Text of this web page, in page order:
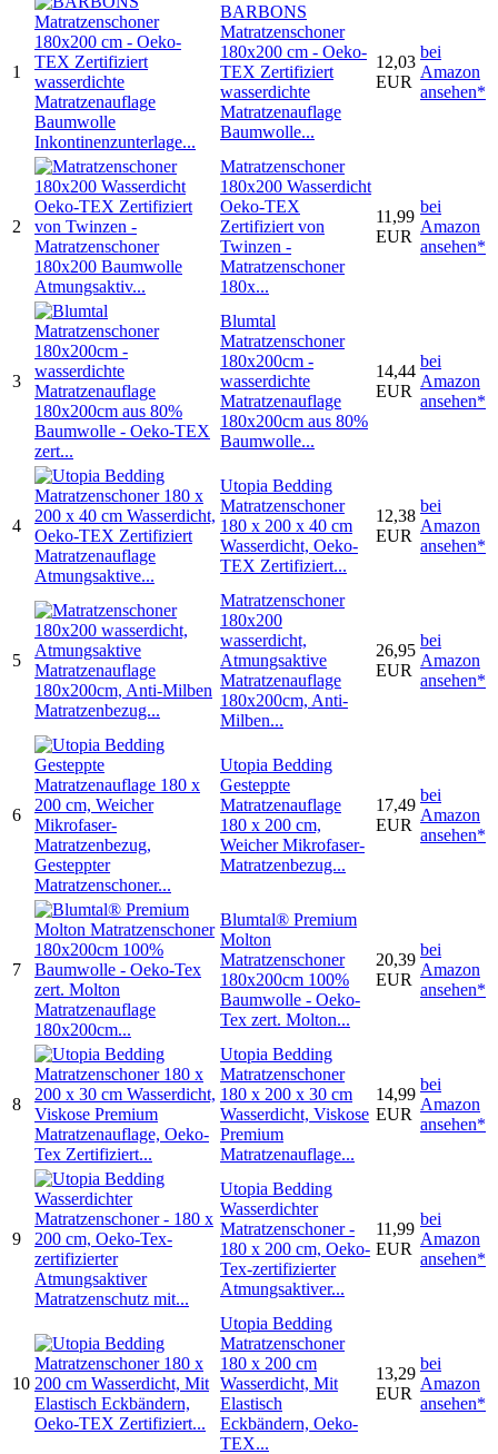
1
BARBONS
Matratzenschoner
180x200 cm - Oeko-
TEX Zertifiziert
wasserdichte
Matratzenauflage
Baumwolle...
12,03
EUR
bei
Amazon
ansehen*
2
Matratzenschoner
180x200 Wasserdicht
Oeko-TEX
Zertifiziert von
Twinzen -
Matratzenschoner
180x...
11,99
EUR
bei
Amazon
ansehen*
3
Blumtal
Matratzenschoner
180x200cm -
wasserdichte
Matratzenauflage
180x200cm aus 80%
Baumwolle...
14,44
EUR
bei
Amazon
ansehen*
4
Utopia Bedding
Matratzenschoner
180 x 200 x 40 cm
Wasserdicht, Oeko-
TEX Zertifiziert...
12,38
EUR
bei
Amazon
ansehen*
5
Matratzenschoner
180x200
wasserdicht,
Atmungsaktive
Matratzenauflage
180x200cm, Anti-
Milben...
26,95
EUR
bei
Amazon
ansehen*
6
Utopia Bedding
Gesteppte
Matratzenauflage
180 x 200 cm,
Weicher Mikrofaser-
Matratzenbezug...
17,49
EUR
bei
Amazon
ansehen*
7
Blumtal® Premium
Molton
Matratzenschoner
180x200cm 100%
Baumwolle - Oeko-
Tex zert. Molton...
20,39
EUR
bei
Amazon
ansehen*
8
Utopia Bedding
Matratzenschoner
180 x 200 x 30 cm
Wasserdicht, Viskose
Premium
Matratzenauflage...
14,99
EUR
bei
Amazon
ansehen*
9
Utopia Bedding
Wasserdichter
Matratzenschoner -
180 x 200 cm, Oeko-
Tex-zertifizierter
Atmungsaktiver...
11,99
EUR
bei
Amazon
ansehen*
10
Utopia Bedding
Matratzenschoner
180 x 200 cm
Wasserdicht, Mit
Elastisch
Eckbändern, Oeko-
TEX...
13,29
EUR
bei
Amazon
ansehen*